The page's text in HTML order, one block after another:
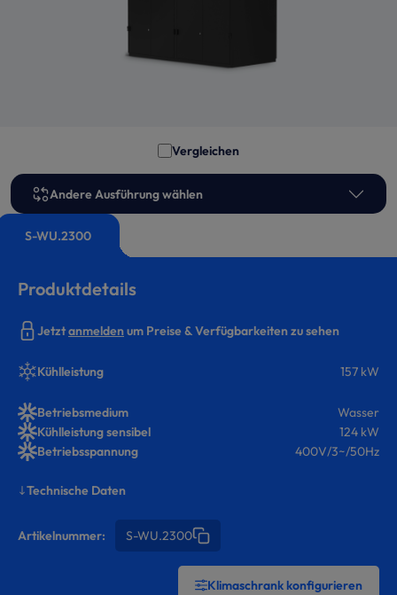
Vergleichen
S-WU.2300
Andere Ausführung wählen
Produktdetails
Jetztanmeldenum Preise & Verfügbarkeiten zu sehen
Kühlleistung 157 kW
Betriebsmedium
Wasser
Kühlleistung sensibel
124 kW
Betriebsspannung
400V/3~/50Hz
Technische Daten
Artikelnummer: S-WU.2300
Klimaschrank konfigurieren